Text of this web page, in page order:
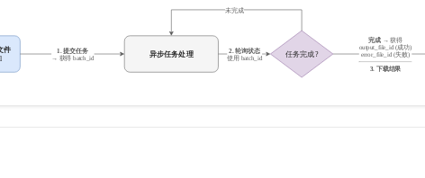
大模型服务平台百炼-应用模版 Qoder HOT
12个月 自动承接线
案
CRM
OA 办公系统
建站小程序